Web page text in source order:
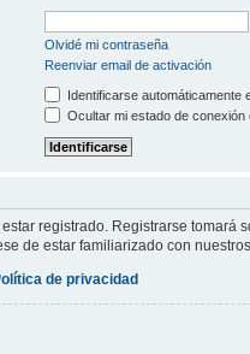
Olvidé mi contraseña
Reenviar email de activación
Identificarse automáticamente
Ocultar mi estado de conexión
registrado. Registrarse
de estar familiarizado con
de privacidad